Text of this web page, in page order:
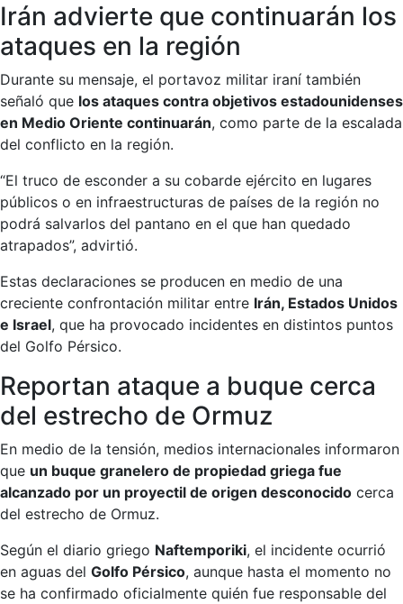
Irán advierte que continuarán los
ataques en la región
Durante su mensaje, el portavoz militar iraní también
señaló que los ataques contra objetivos estadounidenses
en Medio Oriente continuarán, como parte de la escalada
del conflicto en la región.
“El truco de esconder a su cobarde ejército en lugares
públicos o en infraestructuras de países de la región no
podrá salvarlos del pantano en el que han quedado
atrapados”, advirtió.
Estas declaraciones se producen en medio de una
creciente confrontación militar entre Irán, Estados Unidos
e Israel, que ha provocado incidentes en distintos puntos
del Golfo Pérsico.
Reportan ataque a buque cerca
del estrecho de Ormuz
En medio de la tensión, medios internacionales informaron
que un buque granelero de propiedad griega fue
alcanzado por un proyectil de origen desconocido cerca
del estrecho de Ormuz.
Según el diario griego Naftemporiki, el incidente ocurrió
en aguas del Golfo Pérsico, aunque hasta el momento no
se ha confirmado oficialmente quién fue responsable del